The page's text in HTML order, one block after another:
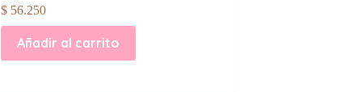
$56.250
Añadir al carrito